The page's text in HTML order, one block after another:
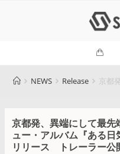
NEWS Release 京都
京都発、異端にして最先
ュー・アルバム『ある
リリース トレーラー公